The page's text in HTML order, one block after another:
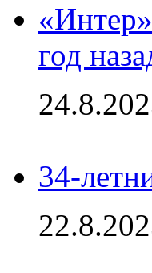
год
34-